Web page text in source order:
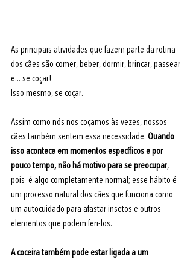
As principais atividades que fazem parte da rotina
dos cães são comer, beber, dormir, brincar, passear
e... se coçar!
Isso mesmo, se coçar.
Assim como nós nos coçamos às vezes, nossos
cães também sentem essa necessidade. Quando
isso acontece em momentos específicos e por
pouco tempo, não há motivo para se preocupar,
pois  é algo completamente normal; esse hábito é
um processo natural dos cães que funciona como
um autocuidado para afastar insetos e outros
elementos que podem feri-los.
A coceira também pode estar ligada a um